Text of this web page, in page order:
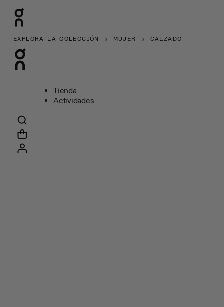
EXPLORA LA COLECCIÓN MUJER CALZADO
Tienda
Actividades